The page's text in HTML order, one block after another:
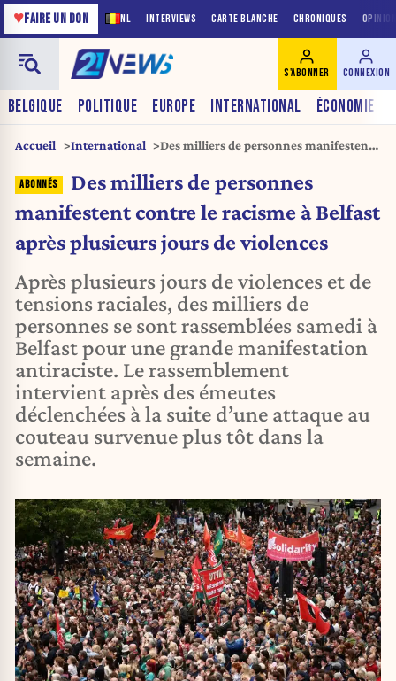
NL INTERVIEWS CARTE BLANCHE CHRONIQUES
♥FAIRE UN DON
BELGIQUE POLITIQUE EUROPE INTERNATIONAL ÉCONOMIE
S'ABONNER CONNEXION
Accueil International
Des milliers de personnes manifestent
plusieurs jours de violences
Des milliers de personnes
manifestent contre le racisme à Belfast
après plusieurs jours de violences
Après plusieurs jours de violences et de
tensions raciales, des milliers de
personnes se sont rassemblées samedi à
Belfast pour une grande manifestation
antiraciste. Le rassemblement
intervient après des émeutes
déclenchées à la suite d’une attaque au
couteau survenue plus tôt dans la
semaine.